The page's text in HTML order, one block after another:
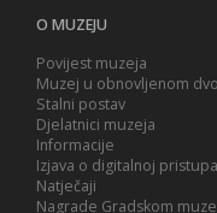
O MUZEJU
Povijest muzeja
Muzej u obnovljenom
Stalni postav
Djelatnici muzeja
Informacije
Izjava o digitalnoj
Natječaji
Nagrade Gradskom